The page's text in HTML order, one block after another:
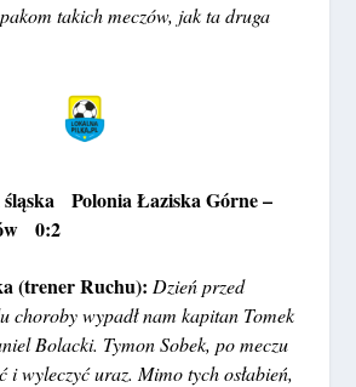
takich meczów, jak ta druga
Polonia Łaziska Górne –
0:2
(trener Ruchu):Dzień przed
choroby wypadł nam kapitan Tomek
Bolacki. Tymon Sobek, po meczu
i wyleczyć uraz. Mimo tych osłabień,